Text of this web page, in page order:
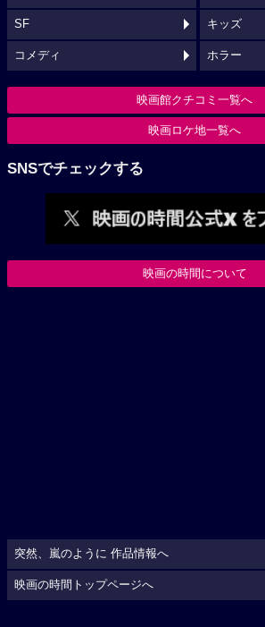
SF キッズ
コメディ ホラー
映画館クチコミ一覧へ
映画ロケ地一覧へ
SNSでチェックする
映画の時間について
突然、嵐のように 作品情報へ
映画の時間トップページへ